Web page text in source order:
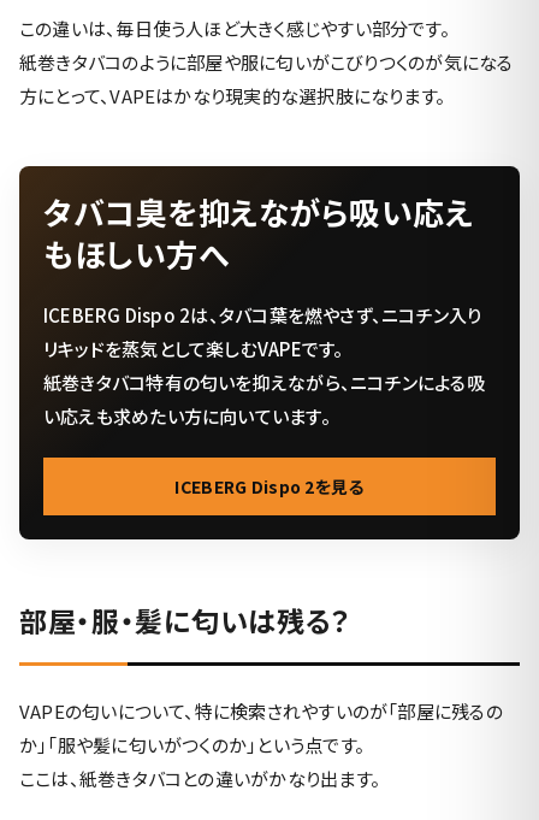
この違いは、毎日使う人ほど大きく感じやすい部分です。
紙巻きタバコのように部屋や服に匂いがこびりつくのが気になる
方にとって、VAPEはかなり現実的な選択肢になります。
タバコ臭を抑えながら吸い応え
もほしい方へ
ICEBERG Dispo 2は、タバコ葉を燃やさず、ニコチン入り
リキッドを蒸気として楽しむVAPEです。
紙巻きタバコ特有の匂いを抑えながら、ニコチンによる吸
い応えも求めたい方に向いています。
ICEBERG Dispo 2を見る
部屋・服・髪に匂いは残る？
VAPEの匂いについて、特に検索されやすいのが「部屋に残るの
か」「服や髪に匂いがつくのか」という点です。
ここは、紙巻きタバコとの違いがかなり出ます。